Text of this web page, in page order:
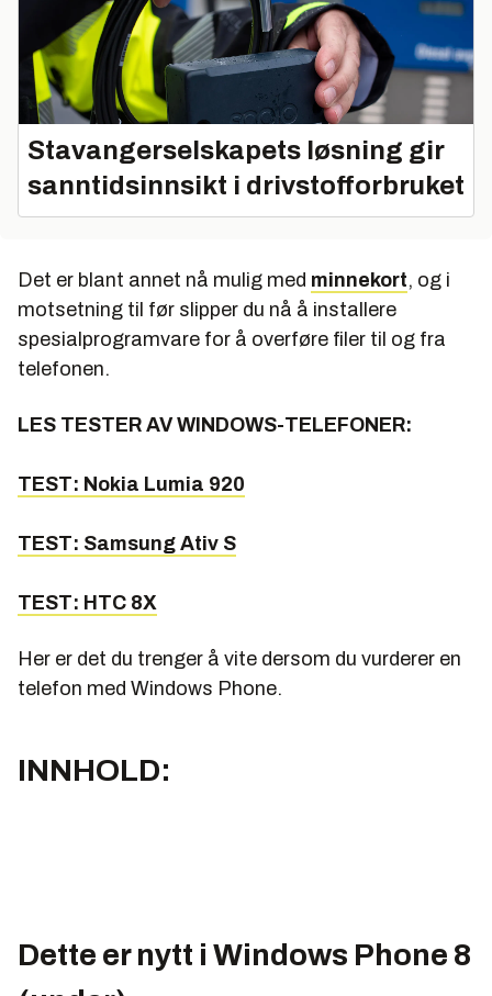
Stavangerselskapets løsning gir
sanntidsinnsikt i drivstofforbruket
Det er blant annet nå mulig med minnekort, og i
motsetning til før slipper du nå å installere
spesialprogramvare for å overføre filer til og fra
telefonen.
LES TESTER AV WINDOWS-TELEFONER:
TEST: Nokia Lumia 920
TEST: Samsung Ativ S
TEST: HTC 8X
Her er det du trenger å vite dersom du vurderer en
telefon med Windows Phone.
INNHOLD:
Dette er nytt i Windows Phone 8